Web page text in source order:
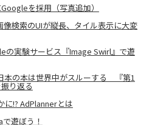
を採用（写真追加）
検索のUIが縦長、タイル表示に大変
の実験サービス『Image Swirl』で遊
本の本は世界中がスルーする 『第1
り返る
!? AdPlannerとは
遊ぼう！